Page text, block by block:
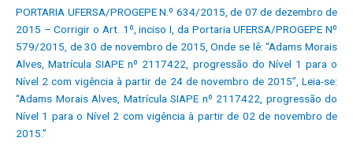
PORTARIA UFERSA/PROGEPE N.º 634/2015, de 07 de dezembro de
2015 – Corrigir o Art. 1º, inciso I, da Portaria UFERSA/PROGEPE Nº
579/2015, de 30 de novembro de 2015, Onde se lê: “Adams Morais
Alves, Matrícula SIAPE nº 2117422, progressão do Nível 1 para o
Nível 2 com vigência à partir de 24 de novembro de 2015”, Leia-se:
“Adams Morais Alves, Matrícula SIAPE nº 2117422, progressão do
Nível 1 para o Nível 2 com vigência à partir de 02 de novembro de
2015.”